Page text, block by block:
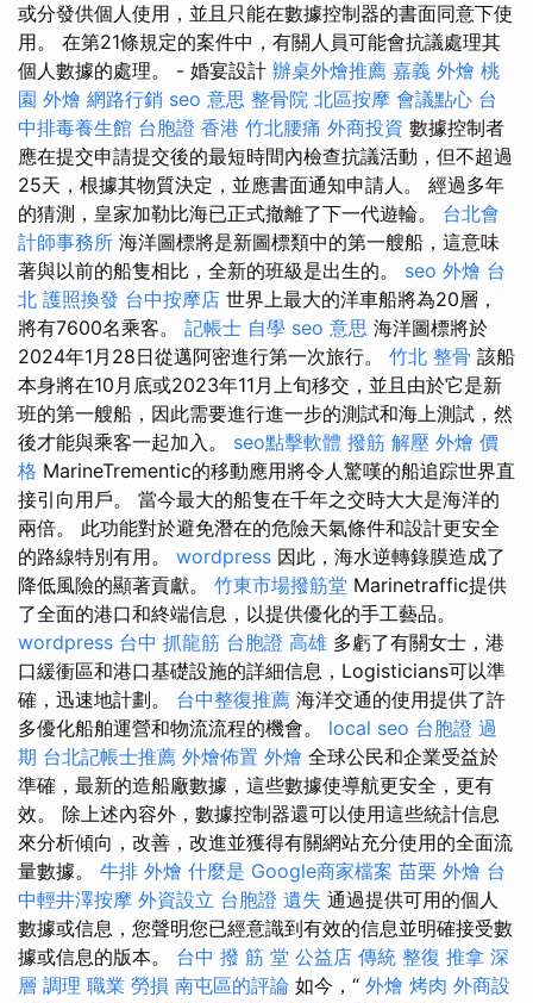
或分發供個人使用，並且只能在數據控制器的書面同意下使
用。 在第21條規定的案件中，有關人員可能會抗議處理其
個人數據的處理。 - 婚宴設計 辦桌外燴推薦 嘉義 外燴 桃
園 外燴 網路行銷 seo 意思 整骨院 北區按摩 會議點心 台
中排毒養生館 台胞證 香港 竹北腰痛 外商投資 數據控制者
應在提交申請提交後的最短時間內檢查抗議活動，但不超過
25天，根據其物質決定，並應書面通知申請人。 經過多年
的猜測，皇家加勒比海已正式撤離了下一代遊輪。 台北會
計師事務所 海洋圖標將是新圖標類中的第一艘船，這意味
著與以前的船隻相比，全新的班級是出生的。 seo 外燴 台
北 護照換發 台中按摩店 世界上最大的洋車船將為20層，
將有7600名乘客。 記帳士 自學 seo 意思 海洋圖標將於
2024年1月28日從邁阿密進行第一次旅行。 竹北 整骨 該船
本身將在10月底或2023年11月上旬移交，並且由於它是新
班的第一艘船，因此需要進行進一步的測試和海上測試，然
後才能與乘客一起加入。 seo點擊軟體 撥筋 解壓 外燴 價
格 MarineTrementic的移動應用將令人驚嘆的船追踪世界直
接引向用戶。 當今最大的船隻在千年之交時大大是海洋的
兩倍。 此功能對於避免潛在的危險天氣條件和設計更安全
的路線特別有用。 wordpress 因此，海水逆轉錄膜造成了
降低風險的顯著貢獻。 竹東市場撥筋堂 Marinetraffic提供
了全面的港口和終端信息，以提供優化的手工藝品。
wordpress 台中 抓龍筋 台胞證 高雄 多虧了有關女士，港
口緩衝區和港口基礎設施的詳細信息，Logisticians可以準
確，迅速地計劃。 台中整復推薦 海洋交通的使用提供了許
多優化船舶運營和物流流程的機會。 local seo 台胞證 過
期 台北記帳士推薦 外燴佈置 外燴 全球公民和企業受益於
準確，最新的造船廠數據，這些數據使導航更安全，更有
效。 除上述內容外，數據控制器還可以使用這些統計信息
來分析傾向，改善，改進並獲得有關網站充分使用的全面流
量數據。 牛排 外燴 什麼是 Google商家檔案 苗栗 外燴 台
中輕井澤按摩 外資設立 台胞證 遺失 通過提供可用的個人
數據或信息，您聲明您已經意識到有效的信息並明確接受數
據或信息的版本。 台中 撥 筋 堂 公益店 傳統 整復 推拿 深
層 調理 職業 勞損 南屯區的評論 如今，“ 外燴 烤肉 外商設